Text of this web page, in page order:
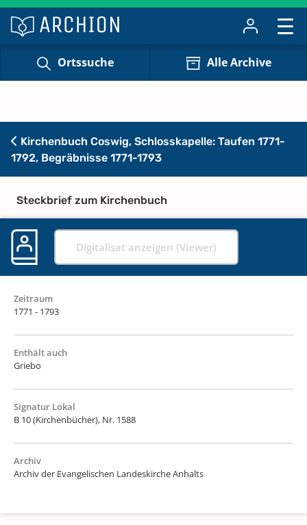
Ortssuche Alle Archive
Kirchenbuch Coswig, Schlosskapelle: Taufen 1771-
1792, Begräbnisse 1771-1793
Steckbrief zum Kirchenbuch
Digitalisat anzeigen (Viewer)
Zeitraum
1771 - 1793
Enthält auch
Griebo
Signatur Lokal
B 10 (Kirchenbücher), Nr. 1588
Archiv
Archiv der Evangelischen Landeskirche Anhalts